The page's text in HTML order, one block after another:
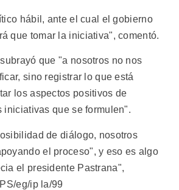
hábil, ante el cual el gobierno
que tomar la iniciativa", comentó.
que "a nosotros no nos
sino registrar lo que está
los aspectos positivos de
iniciativas que se formulen".
de diálogo, nosotros
el proceso", y eso es algo
el presidente Pastrana",
eg/ip la/99